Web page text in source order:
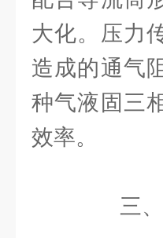
大化。压力
造成的通气
种气液固三
效率。
三、